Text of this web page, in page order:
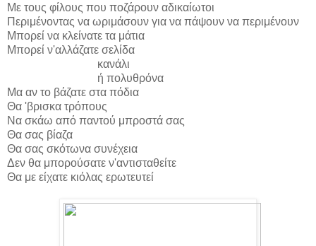
Με τους φίλους που ποζάρουν αδικαίωτοι
Περιμένοντας να ωριμάσουν για να πάψουν να περιμένουν
Μπορεί να κλείνατε τα μάτια
Μπορεί ν'αλλάζατε σελίδα
κανάλι
ή πολυθρόνα
Μα αν το βάζατε στα πόδια
Θα 'βρισκα τρόπους
Να σκάω από παντού μπροστά σας
Θα σας βίαζα
Θα σας σκότωνα συνέχεια
Δεν θα μπορούσατε ν'αντισταθείτε
Θα με είχατε κιόλας ερωτευτεί